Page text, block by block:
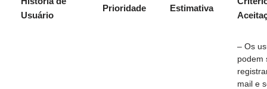
Usuário
Prioridade Estimativa
– Os
podem
mail e